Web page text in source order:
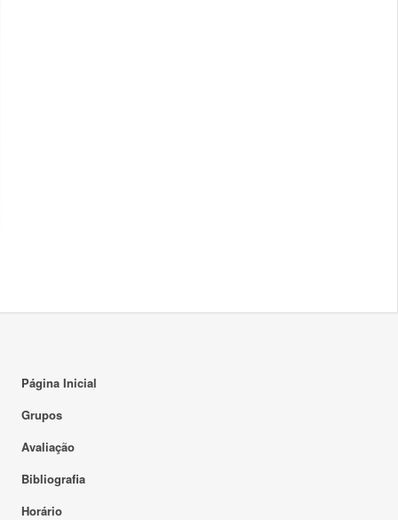
Página Inicial
Grupos
Avaliação
Bibliografia
Horário